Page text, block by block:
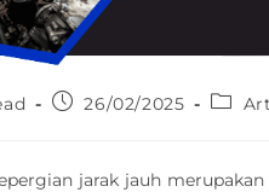
26/02/2025
jarak jauh